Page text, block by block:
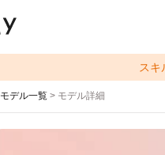
スキ
モデル一覧 > モデル詳細